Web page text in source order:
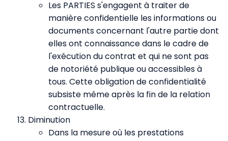
Les PARTIES s'engagent à traiter de
manière confidentielle les informations ou
documents concernant l'autre partie dont
elles ont connaissance dans le cadre de
l'exécution du contrat et qui ne sont pas
de notoriété publique ou accessibles à
tous. Cette obligation de confidentialité
subsiste même après la fin de la relation
contractuelle.
Diminution
Dans la mesure où les prestations